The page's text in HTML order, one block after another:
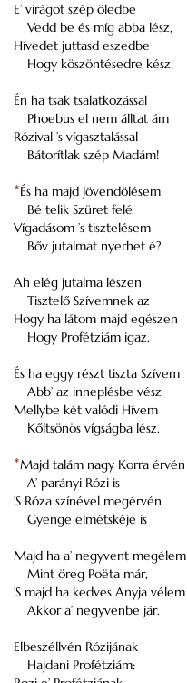
E’ virágot szép öledbe
Vedd be és míg abba lész,
Hívedet juttasd eszedbe
Hogy köszöntésedre kész.
Én ha tsak tsalatkozással
Phoebus el nem álltat ám
Rózival ’s vígasztalással
Bátorítlak szép Madám!
*És ha majd Jövendölésem
Bé telik Szüret felé
Vígadásom ’s tisztelésem
Bőv jutalmat nyerhet é?
Ah elég jutalma lészen
Tisztelő Szívemnek az
Hogy ha látom majd egészen
Hogy Profétziám igaz.
És ha eggy részt tiszta Szívem
Abb’ az inneplésbe vész
Mellybe két valódi Hívem
Kőltsönös vígságba lész.
*Majd talám nagy Korra érvén
A’ parányi Rózi is
’S Róza színével megérvén
Gyenge elmétskéje is
Majd ha a’ negyvent megélem
Mint öreg Poëta már,
’S majd ha kedves Anyja vélem
Akkor a’ negyvenbe jár.
Elbeszéllvén Rózijának
Hajdani Profétziám: